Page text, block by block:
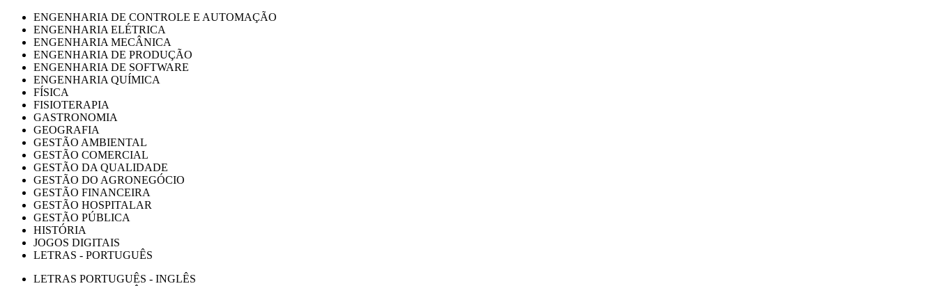
ENGENHARIA DE CONTROLE E AUTOMAÇÃO
ENGENHARIA ELÉTRICA
ENGENHARIA MECÂNICA
ENGENHARIA DE PRODUÇÃO
ENGENHARIA DE SOFTWARE
ENGENHARIA QUÍMICA
FÍSICA
FISIOTERAPIA
GASTRONOMIA
GEOGRAFIA
GESTÃO AMBIENTAL
GESTÃO COMERCIAL
GESTÃO DA QUALIDADE
GESTÃO DO AGRONEGÓCIO
GESTÃO FINANCEIRA
GESTÃO HOSPITALAR
GESTÃO PÚBLICA
HISTÓRIA
JOGOS DIGITAIS
LETRAS - PORTUGUÊS
LETRAS PORTUGUÊS - INGLÊS